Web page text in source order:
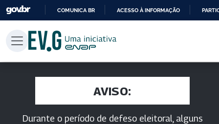
PARA
CONTEÚDO
COMUNICA BR ACESSO À INFORMAÇÃO
AVISO:
Durante o período de defeso eleitoral, alguns